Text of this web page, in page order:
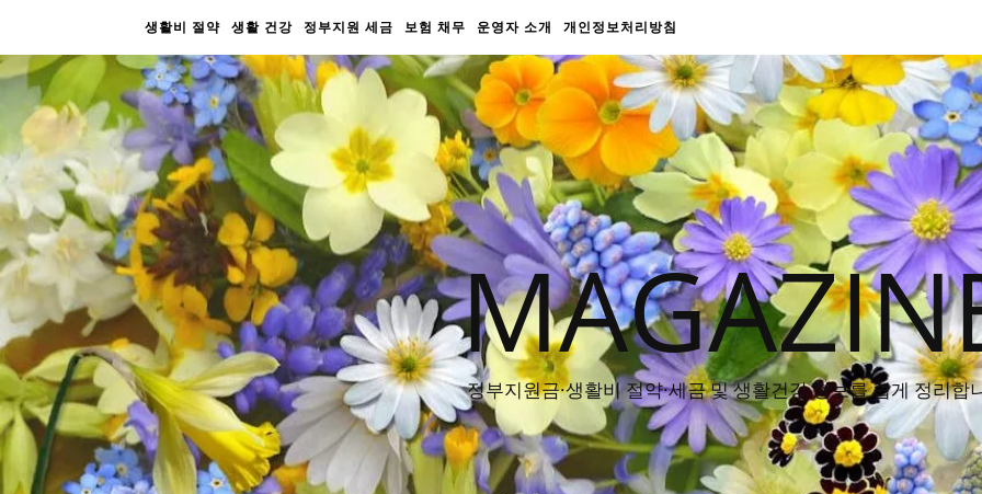
생활비 절약 생활 건강 정부지원 세금 보험 채무 운영자 소개 개인정보처리방침
정부지원금·생활비 절약·세금 및 생활건강 정보를 쉽게 정리합